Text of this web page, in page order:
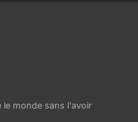
le monde sans l'avoir